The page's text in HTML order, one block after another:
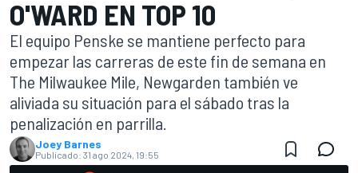
O'WARD EN TOP 10
El equipo Penske se mantiene perfecto para
empezar las carreras de este fin de semana en
The Milwaukee Mile, Newgarden también ve
aliviada su situación para el sábado tras la
penalización en parrilla.
Joey Barnes
Publicado: 31 ago 2024, 19:55